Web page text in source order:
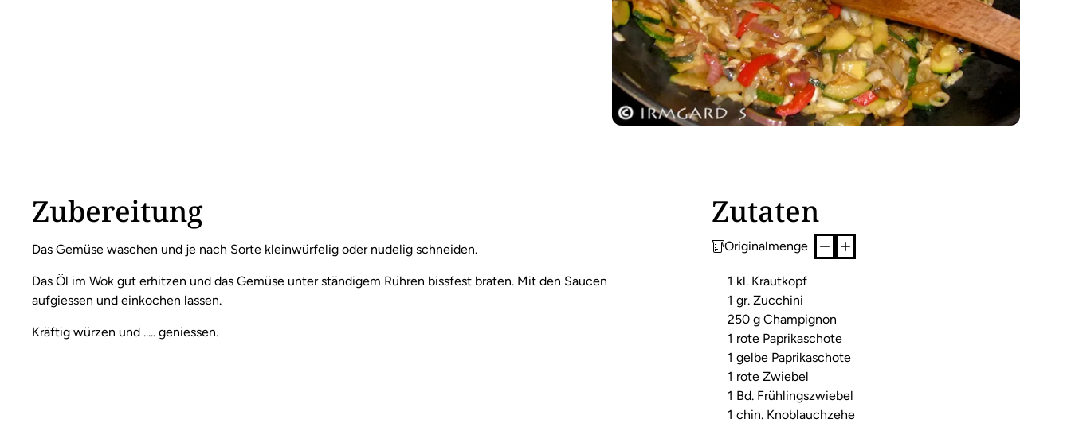
Zubereitung
Das Gemüse waschen und je nach Sorte kleinwürfelig oder nudelig schneiden.
Das Öl im Wok gut erhitzen und das Gemüse unter ständigem Rühren bissfest braten. Mit den Saucen
aufgiessen und einkochen lassen.
Kräftig würzen und ..... geniessen.
Zutaten
Originalmenge
1 kl. Krautkopf
1 gr. Zucchini
250 g Champignon
1 rote Paprikaschote
1 gelbe Paprikaschote
1 rote Zwiebel
1 Bd. Frühlingszwiebel
1 chin. Knoblauchzehe